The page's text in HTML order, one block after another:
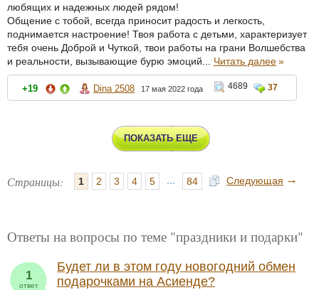
любящих и надежных людей рядом!
Общение с тобой, всегда приносит радость и легкость,
поднимается настроение! Твоя работа с детьми, характеризует
тебя очень Доброй и Чуткой, твои работы на грани Волшебства
и реальности, вызывающие бурю эмоций... Читать далее»
+19 Dina 2508 17 мая 2022 года 4689 37
ПОКАЗАТЬ ЕЩЕ
Страницы: 1 2 3 4 5 ... 84 Следующая →
Ответы на вопросы по теме "праздники и подарки"
1
ответ
Будет ли в этом году новогодний обмен
подарочками на Асиенде?